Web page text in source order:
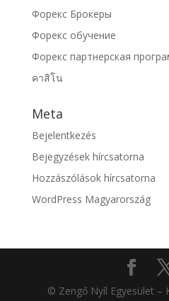
Форекс Брокеры
Форекс обучение
Форекс партнерская
คาสิโน
Meta
Bejelentkezés
Bejegyzések hírcsatorna
Hozzászólások hírcsatorna
WordPress Magyarország
© Zengő Nyíl Egyesület –